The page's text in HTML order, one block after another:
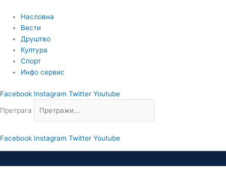
садржај
Насловна
Вести
Друштво
Култура
Спорт
Инфо сервис
Facebook Instagram Twitter Youtube
Претрага
Facebook Instagram Twitter Youtube